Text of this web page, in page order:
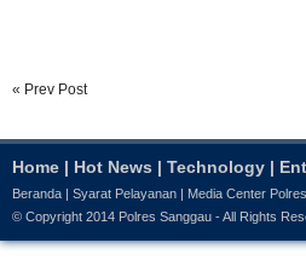
« Prev Post
Home | Hot News | Technology |
Beranda Syarat Pelayanan Media Center
© Copyright 2014 Polres Sanggau - All Rights